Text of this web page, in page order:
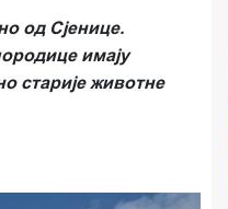
од Сјенице.
имају
старије животне